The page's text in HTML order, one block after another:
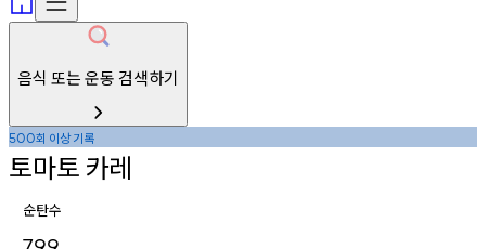
음식 또는 운동 검색하기
500회 이상기록
토마토 카레
순탄수